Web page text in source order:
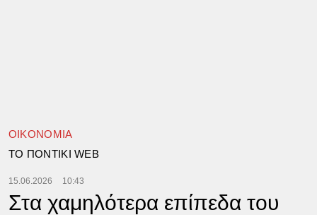
ΟΙΚΟΝΟΜΙΑ
TΟ ΠΟΝΤΙΚΙ WEB
15.06.2026 10:43
Στα χαμηλότερα επίπεδα του